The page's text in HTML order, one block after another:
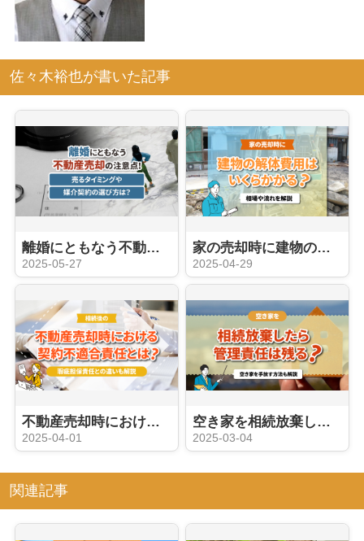
佐々木裕也が書いた記事
離婚にともなう不動産売却の注意点！売るタイミングや媒介契約の選び方は？
2025-05-27
家の売却時に建物の解体費用はいくらかかる？相場や流れを解説
2025-04-29
不動産売却時における契約不適合責任とは？瑕疵担保責任との違いも解説
2025-04-01
空き家を相続放棄したら管理責任は残る？空き家を手放す方法も解説
2025-03-04
関連記事